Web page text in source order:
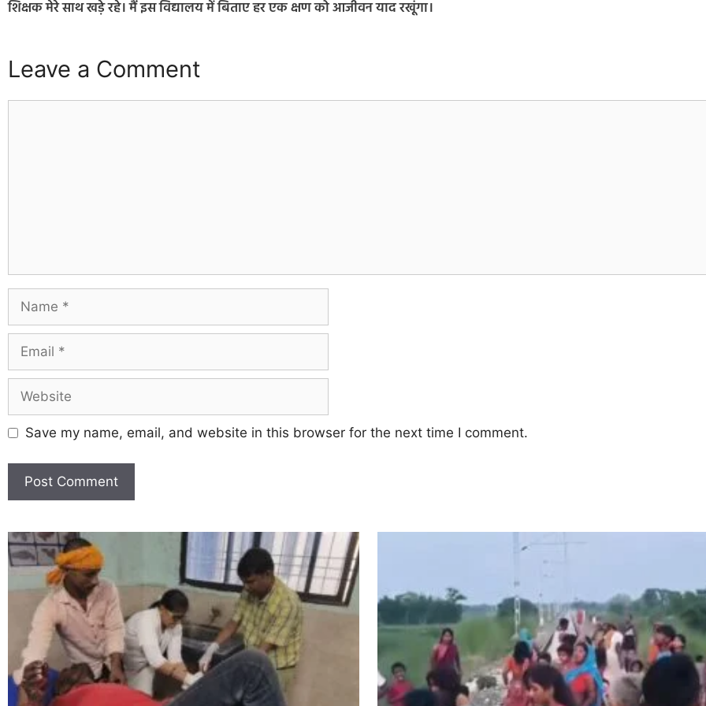
शिक्षक मेरे साथ खड़े रहे। मैं इस विद्यालय में बिताए हर एक क्षण को आजीवन याद रखूंगा।
Leave a Comment
Save my name, email, and website in this browser for the next time I comment.